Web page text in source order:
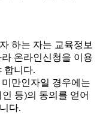
하는 자는 교육정보
온라인신청을 이용
합니다.
만인자일 경우에는
등)의 동의를 얻어
다.